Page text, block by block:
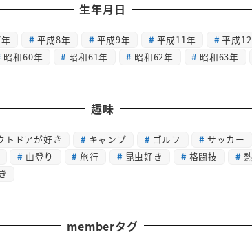
生年月日
平成8年 平成9年 平成11年 平成
昭和60年 昭和61年 昭和62年 昭和63年
趣味
トドアが好き キャンプ ゴルフ サッカー
山登り 旅行 昆虫好き 格闘技
memberタグ